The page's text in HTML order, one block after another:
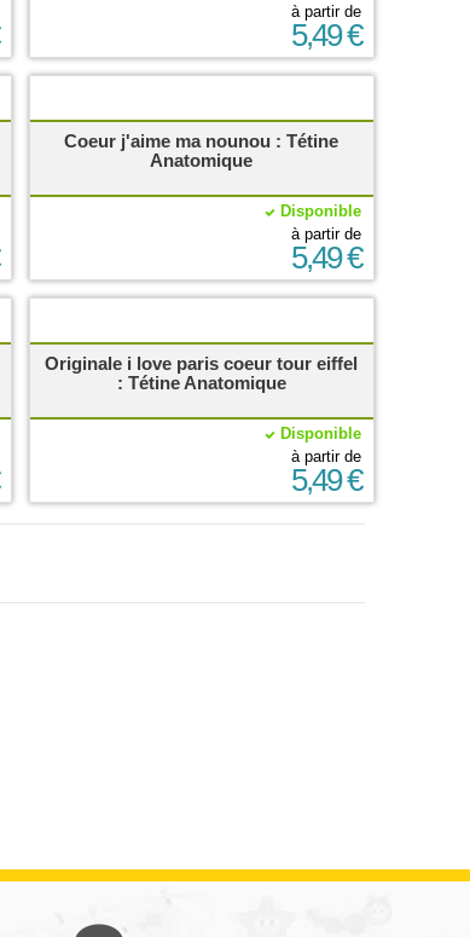
à partir de
5,49 €
Coeur j'aime ma nounou : Tétine
Anatomique
Disponible
à partir de
5,49 €
Originale i love paris coeur tour eiffel
: Tétine Anatomique
Disponible
à partir de
5,49 €